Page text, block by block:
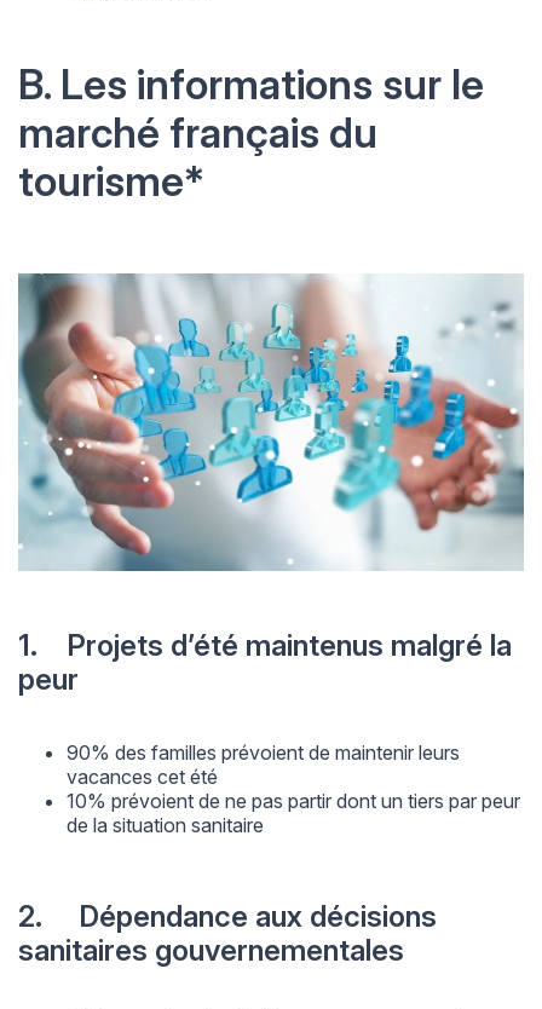
B. Les informations sur le
marché français du
tourisme*
1. Projets d’été maintenus malgré la
peur
90% des familles prévoient de maintenir leurs
vacances cet été
10% prévoient de ne pas partir dont un tiers par peur
de la situation sanitaire
2. Dépendance aux décisions
sanitaires gouvernementales